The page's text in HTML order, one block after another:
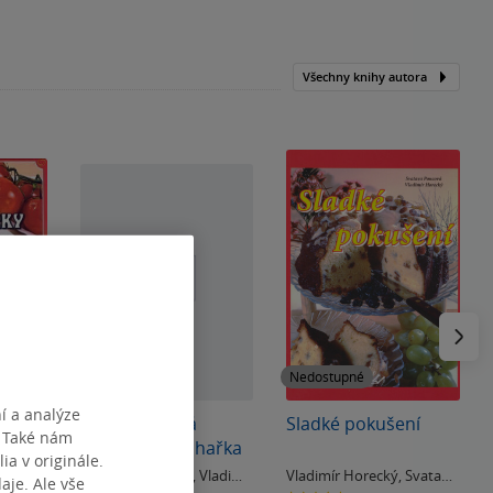
Všechny knihy autora
Velká barevná
hrníčková kuchařka
, Vladimír
Nedostupné
Sladké pokušení
Vladimír Horecký, Svatava
a analýze
nám
v originále.
Ale vše